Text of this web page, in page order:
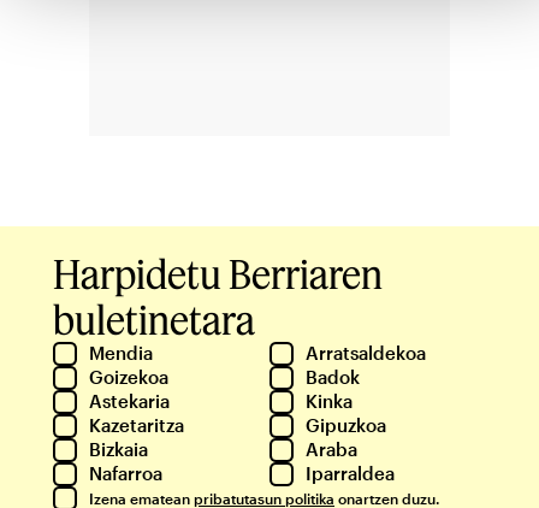
Harpidetu Berriaren
buletinetara
Mendia
Arratsaldekoa
Goizekoa
Badok
Astekaria
Kinka
Kazetaritza
Gipuzkoa
Bizkaia
Araba
Nafarroa
Iparraldea
Izena ematean pribatutasun politika onartzen duzu.